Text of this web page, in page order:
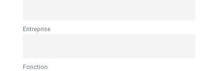
Entreprise
Fonction